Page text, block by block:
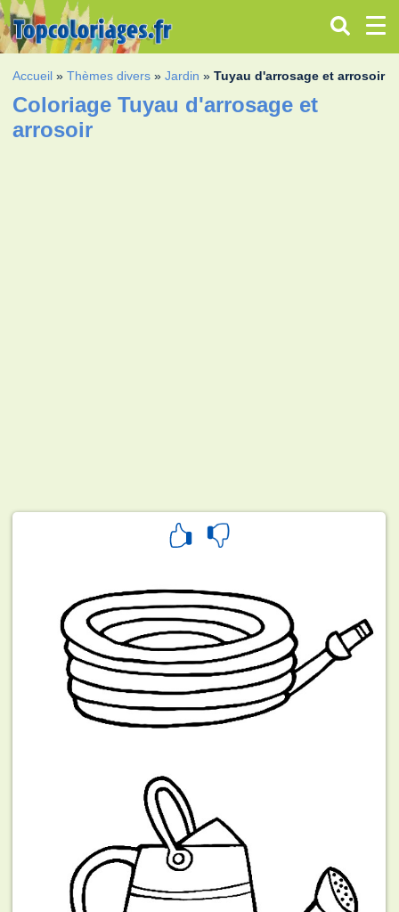
Accueil »Thèmes divers »Jardin »Tuyau d'arrosage et arrosoir
Coloriage Tuyau d'arrosage et
arrosoir